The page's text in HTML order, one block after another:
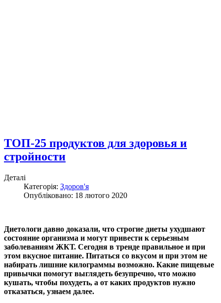
ТОП-25 продуктов для здоровья и
стройности
Деталі
Категорія: Здоров'я
Опубліковано: 18 лютого 2020
Диетологи давно доказали, что строгие диеты ухудшают
состояние организма и могут привести к серьезным
заболеваниям ЖКТ. Сегодня в тренде правильное и при
этом вкусное питание. Питаться со вкусом и при этом не
набирать лишние килограммы возможно. Какие пищевые
привычки помогут выглядеть безупречно, что можно
кушать, чтобы похудеть, а от каких продуктов нужно
отказаться, узнаем далее.